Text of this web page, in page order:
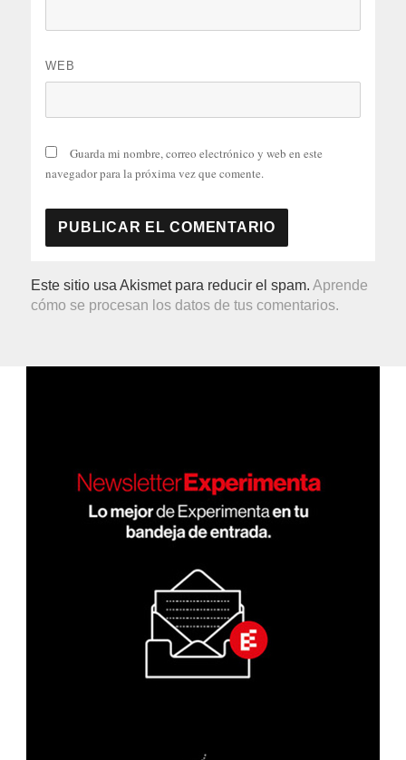
WEB
Guarda mi nombre, correo electrónico y web en este
navegador para la próxima vez que comente.
Este sitio usa Akismet para reducir el spam.Aprende
cómo se procesan los datos de tus comentarios.